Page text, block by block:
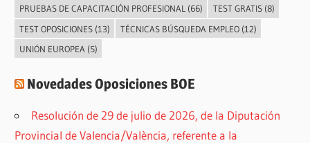
PRUEBAS DE CAPACITACIÓN PROFESIONAL(66) TEST GRATIS(8)
TEST OPOSICIONES(13) TÉCNICAS BÚSQUEDA EMPLEO(12)
UNIÓN EUROPEA (5)
Novedades Oposiciones BOE
Resolución de 29 de julio de 2026, de la Diputación
Provincial de Valencia/València, referente a la